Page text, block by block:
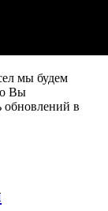
мы будем
Вы
обновлений в